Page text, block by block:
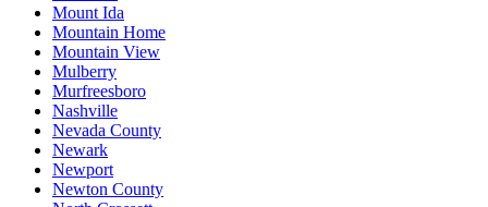
Mount Ida
Mountain Home
Mountain View
Mulberry
Murfreesboro
Nashville
Nevada County
Newark
Newport
Newton County